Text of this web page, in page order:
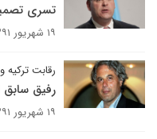
تسری
۱۹ شهریور ۱۳۹۱
رقابت
رفیق
۱۹ شهریور ۱۳۹۱